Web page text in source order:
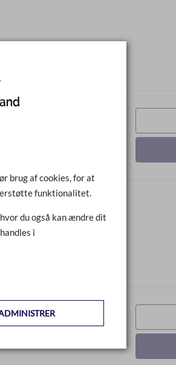
brug af cookies, for at
funktionalitet.
du også kan ændre dit
i